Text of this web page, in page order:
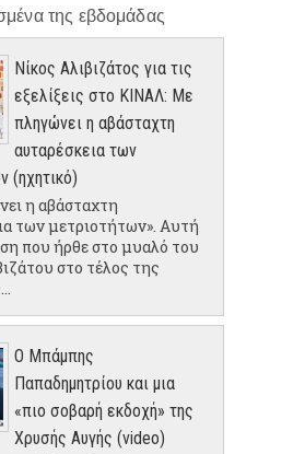
της εβδομάδας
Νίκος Αλιβιζάτος για τις
εξελίξεις στο ΚΙΝΑΛ: Με
πληγώνει η αβάσταχτη
αυταρέσκεια των
(ηχητικό)
η αβάσταχτη
των μετριοτήτων». Αυτή
που ήρθε στο μυαλό του
στο τέλος της
Ο Μπάμπης
Παπαδημητρίου και μια
«πιο σοβαρή εκδοχή» της
Χρυσής Αυγής (video)